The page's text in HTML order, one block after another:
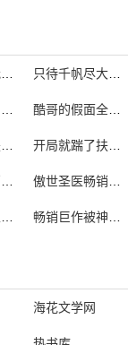
热门北漂的我们约定不哭在线阅读 只待千帆尽大结局解析
叛逆的征途剧情分集介绍 酷哥的假面全文在线阅读
开局就踹了扶弟魔免费阅读 开局就踹了扶弟魔 褚欣欣 人物介绍
傲世圣医畅销排行榜 傲世圣医畅销推荐
重生成摄政王的炮灰医妃热门免费阅读 畅销巨作被神偏爱的孩子是
海花文学网